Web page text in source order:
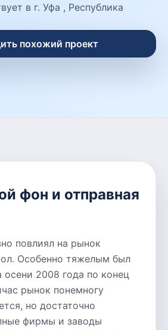
в г. Уфа , Республика
похожий проект
фон и отправная
повлиял на рынок
Особенно тяжелым был
осени 2008 года по конец
рынок понемногу
но достаточно
фирмы и заводы